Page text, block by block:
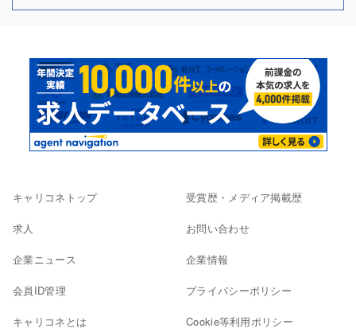
キャリコネトップ
求人
企業ニュース
会員ID管理
キャリコネとは
受賞歴・メディア掲載歴
お問い合わせ
企業情報
プライバシーポリシー
Cookie等利用ポリシー